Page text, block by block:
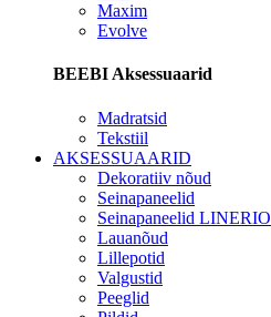
Maxim
Evolve
BEEBI Aksessuaarid
Madratsid
Tekstiil
AKSESSUAARID
Dekoratiiv nõud
Seinapaneelid
Seinapaneelid LINERIO
Lauanõud
Lillepotid
Valgustid
Peeglid